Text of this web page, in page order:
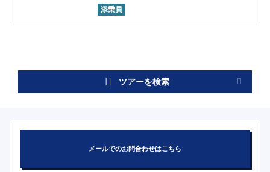
添乗員
ツアーを検索
メールでのお問合わせはこちら